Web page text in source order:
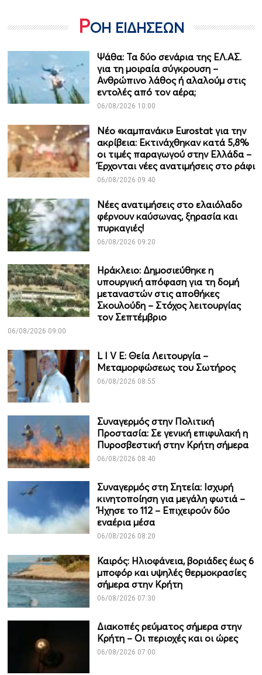
ΡΟΗ ΕΙΔΗΣΕΩΝ
Ψάθα: Τα δύο σενάρια της ΕΛ.ΑΣ.
για τη μοιραία σύγκρουση –
Ανθρώπινο λάθος ή αλαλούμ στις
εντολές από τον αέρα;
06/08/2026 10:00
Νέο «καμπανάκι» Eurostat για την
ακρίβεια: Εκτινάχθηκαν κατά 5,8%
οι τιμές παραγωγού στην Ελλάδα –
Έρχονται νέες ανατιμήσεις στο ράφι
06/08/2026 09:40
Νέες ανατιμήσεις στο ελαιόλαδο
φέρνουν καύσωνας, ξηρασία και
πυρκαγιές!
06/08/2026 09:20
Ηράκλειο: Δημοσιεύθηκε η
υπουργική απόφαση για τη δομή
μεταναστών στις αποθήκες
Σκουλούδη – Στόχος λειτουργίας
τον Σεπτέμβριο
06/08/2026 09:00
L I V E: Θεία Λειτουργία –
Μεταμορφώσεως του Σωτήρος
06/08/2026 08:55
Συναγερμός στην Πολιτική
Προστασία: Σε γενική επιφυλακή η
Πυροσβεστική στην Κρήτη σήμερα
06/08/2026 08:40
Συναγερμός στη Σητεία: Ισχυρή
κινητοποίηση για μεγάλη φωτιά –
Ήχησε το 112 – Επιχειρούν δύο
εναέρια μέσα
06/08/2026 08:20
Καιρός: Ηλιοφάνεια, βοριάδες έως 6
μποφόρ και υψηλές θερμοκρασίες
σήμερα στην Κρήτη
06/08/2026 07:30
Διακοπές ρεύματος σήμερα στην
Κρήτη – Οι περιοχές και οι ώρες
06/08/2026 07:00